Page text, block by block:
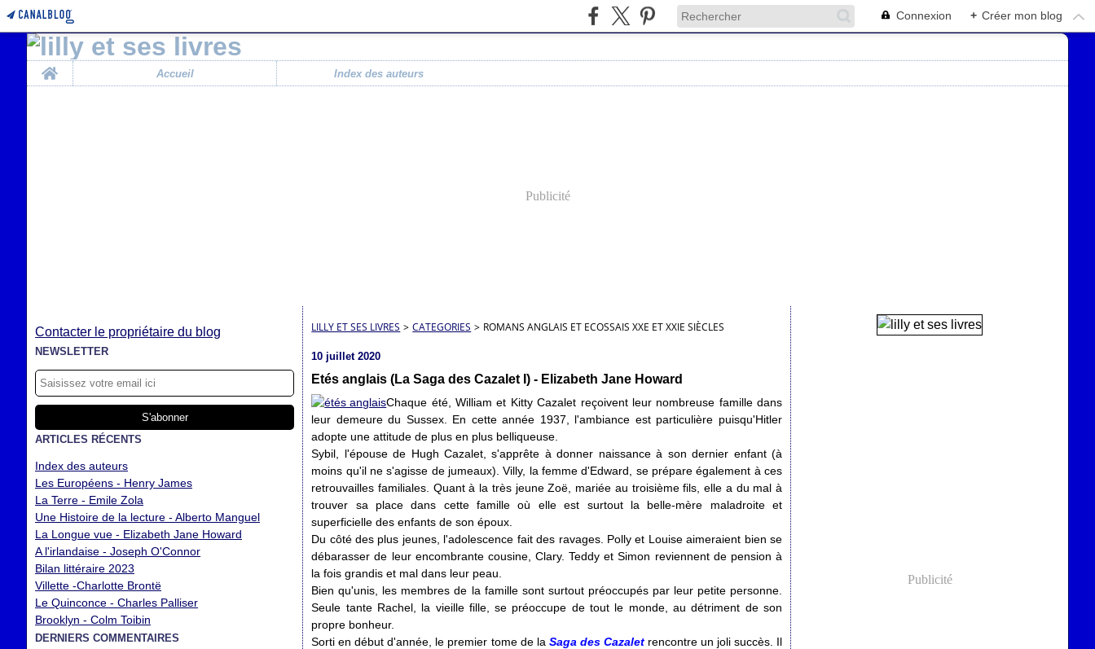
Connexion + Créer mon blog
Home
Accueil Index des auteurs
Publicité
Contacter le propriétaire du blog
NEWSLETTER
ARTICLES RÉCENTS
Index des auteurs
Les Européens - Henry James
La Terre - Emile Zola
Une Histoire de la lecture - Alberto Manguel
La Longue vue - Elizabeth Jane Howard
A l'irlandaise - Joseph O'Connor
Bilan littéraire 2023
Villette -Charlotte Brontë
Le Quinconce - Charles Palliser
Brooklyn - Colm Toibin
DERNIERS COMMENTAIRES
LILLY ET SES LIVRES > CATEGORIES > ROMANS ANGLAIS ET ECOSSAIS XXE ET XXIE SIÈCLES
10 juillet 2020
Etés anglais (La Saga des Cazalet I) - Elizabeth Jane Howard
Chaque été, William et Kitty Cazalet reçoivent leur nombreuse famille dans
leur demeure du Sussex. En cette année 1937, l'ambiance est particulière puisqu'Hitler
adopte une attitude de plus en plus belliqueuse.
Sybil, l'épouse de Hugh Cazalet, s'apprête à donner naissance à son dernier enfant (à
moins qu'il ne s'agisse de jumeaux). Villy, la femme d'Edward, se prépare également à ces
retrouvailles familiales. Quant à la très jeune Zoë, mariée au troisième fils, elle a du mal à
trouver sa place dans cette famille où elle est surtout la belle-mère maladroite et
superficielle des enfants de son époux.
Du côté des plus jeunes, l'adolescence fait des ravages. Polly et Louise aimeraient bien se
débarasser de leur encombrante cousine, Clary. Teddy et Simon reviennent de pension à
la fois grandis et mal dans leur peau.
Bien qu'unis, les membres de la famille sont surtout préoccupés par leur petite personne.
Seule tante Rachel, la vieille fille, se préoccupe de tout le monde, au détriment de son
propre bonheur.
Sorti en début d'année, le premier tome de la Saga des Cazaletrencontre un joli succès. Il
Publicité